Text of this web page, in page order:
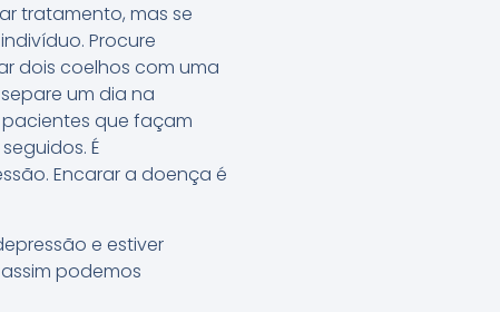
tratamento, mas se
Procure
dois coelhos com uma
um dia na
que façam
É
Encarar a doença é
e estiver
podemos